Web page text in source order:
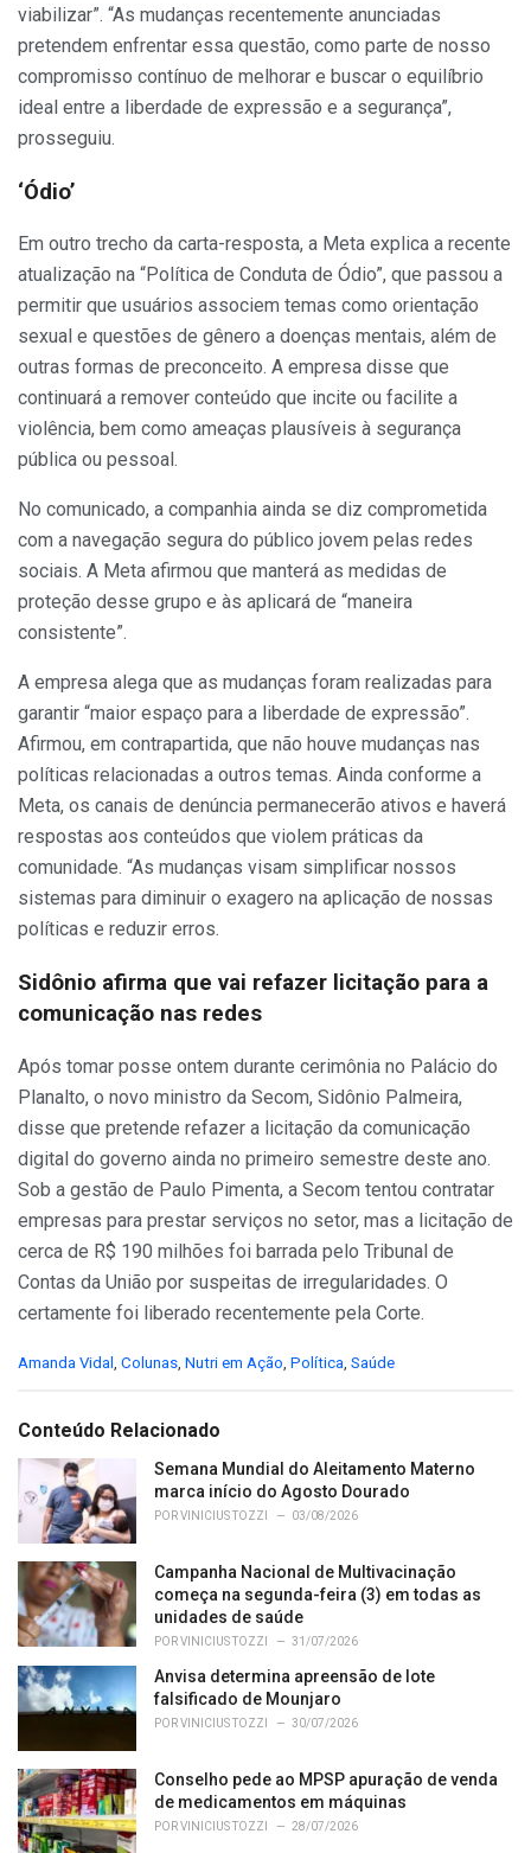
viabilizar”. “As mudanças recentemente anunciadas
pretendem enfrentar essa questão, como parte de nosso
compromisso contínuo de melhorar e buscar o equilíbrio
ideal entre a liberdade de expressão e a segurança”,
prosseguiu.
‘Ódio’
Em outro trecho da carta-resposta, a Meta explica a recente
atualização na “Política de Conduta de Ódio”, que passou a
permitir que usuários associem temas como orientação
sexual e questões de gênero a doenças mentais, além de
outras formas de preconceito. A empresa disse que
continuará a remover conteúdo que incite ou facilite a
violência, bem como ameaças plausíveis à segurança
pública ou pessoal.
No comunicado, a companhia ainda se diz comprometida
com a navegação segura do público jovem pelas redes
sociais. A Meta afirmou que manterá as medidas de
proteção desse grupo e às aplicará de “maneira
consistente”.
A empresa alega que as mudanças foram realizadas para
garantir “maior espaço para a liberdade de expressão”.
Afirmou, em contrapartida, que não houve mudanças nas
políticas relacionadas a outros temas. Ainda conforme a
Meta, os canais de denúncia permanecerão ativos e haverá
respostas aos conteúdos que violem práticas da
comunidade. “As mudanças visam simplificar nossos
sistemas para diminuir o exagero na aplicação de nossas
políticas e reduzir erros.
Sidônio afirma que vai refazer licitação para a
comunicação nas redes
Após tomar posse ontem durante cerimônia no Palácio do
Planalto, o novo ministro da Secom, Sidônio Palmeira,
disse que pretende refazer a licitação da comunicação
digital do governo ainda no primeiro semestre deste ano.
Sob a gestão de Paulo Pimenta, a Secom tentou contratar
empresas para prestar serviços no setor, mas a licitação de
cerca de R$ 190 milhões foi barrada pelo Tribunal de
Contas da União por suspeitas de irregularidades. O
certamente foi liberado recentemente pela Corte.
C
e
o
i
Amanda Vidal Colunas Nutri em Ação Política Saúde
Conteúdo Relacionado
Semana Mundial do Aleitamento Materno
marca início do Agosto Dourado
PORVINICIUS TOZZI 03/08/2026
Campanha Nacional de Multivacinação
começa na segunda-feira (3) em todas as
unidades de saúde
PORVINICIUS TOZZI 31/07/2026
Anvisa determina apreensão de lote
falsificado de Mounjaro
PORVINICIUS TOZZI 30/07/2026
Conselho pede ao MPSP apuração de venda
de medicamentos em máquinas
PORVINICIUS TOZZI 28/07/2026